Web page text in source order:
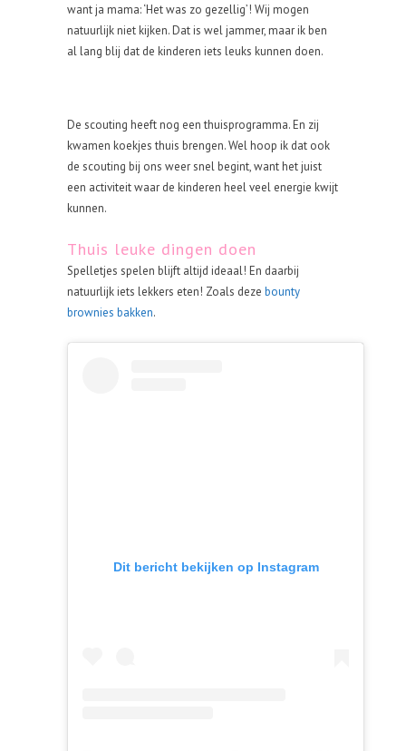
want ja mama: ‘Het was zo gezellig’! Wij mogen
natuurlijk niet kijken. Dat is wel jammer, maar ik ben
al lang blij dat de kinderen iets leuks kunnen doen.
De scouting heeft nog een thuisprogramma. En zij
kwamen koekjes thuis brengen. Wel hoop ik dat ook
de scouting bij ons weer snel begint, want het juist
een activiteit waar de kinderen heel veel energie kwijt
kunnen.
Thuis leuke dingen doen
Spelletjes spelen blijft altijd ideaal! En daarbij
natuurlijk iets lekkers eten! Zoals deze bounty
brownies bakken.
Dit bericht bekijken op Instagram